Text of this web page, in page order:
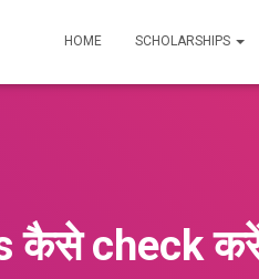
HOME SCHOLARSHIPS
कैसे check